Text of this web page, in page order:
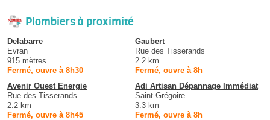
Plombiers à proximité
Delabarre
Evran
915 mètres
Fermé, ouvre à 8h30
Gaubert
Rue des Tisserands
2.2 km
Fermé, ouvre à 8h
Avenir Ouest Energie
Rue des Tisserands
2.2 km
Fermé, ouvre à 8h45
Adi Artisan Dépannage Immédiat
Saint-Grégoire
3.3 km
Fermé, ouvre à 8h